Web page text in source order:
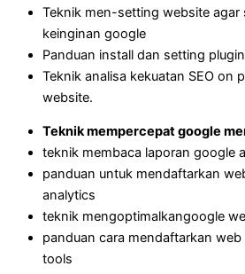
Teknik men-setting website agar
keinginan google
Panduan install dan setting
Teknik analisa kekuatan SEO on
website.
Teknik mempercepat google
teknik membaca laporan google
panduan untuk mendaftarkan
analytics
teknik mengoptimalkangoogle
panduan cara mendaftarkan
tools